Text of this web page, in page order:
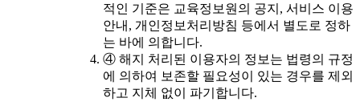
적인 기준은 교육정보원의 공지, 서비스 이용
안내, 개인정보처리방침 등에서 별도로 정하
는 바에 의합니다.
④ 해지 처리된 이용자의 정보는 법령의 규정
에 의하여 보존할 필요성이 있는 경우를 제외
하고 지체 없이 파기합니다.